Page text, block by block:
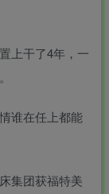
上干了4年，一
谁在任上都能
集团获福特美